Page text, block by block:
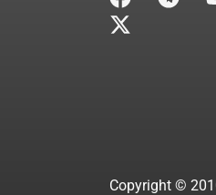
Copyright ©